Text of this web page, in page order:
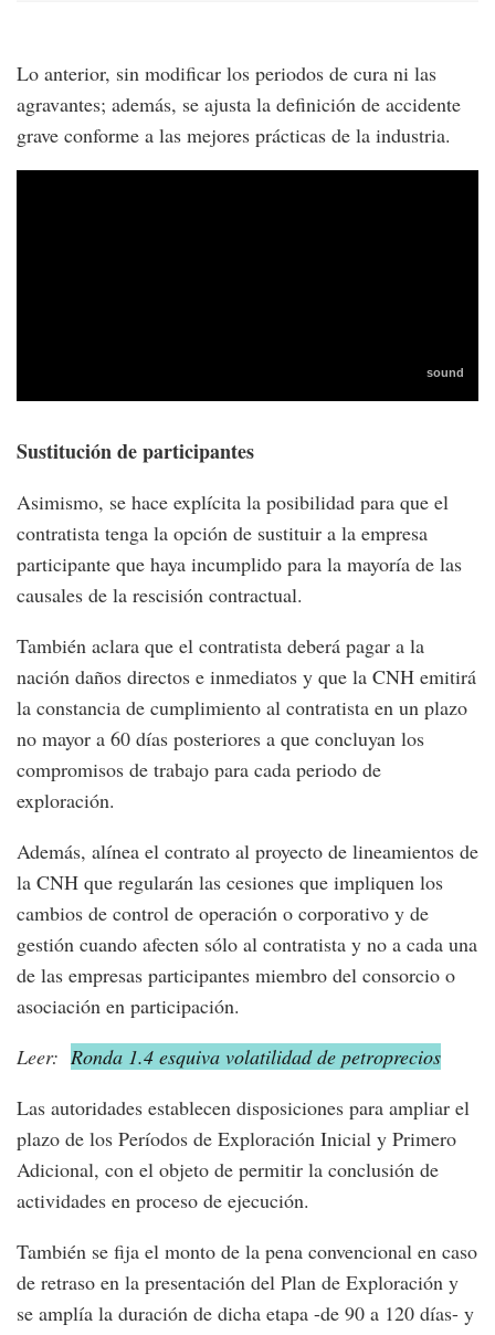
Lo anterior, sin modificar los periodos de cura ni las
agravantes; además, se ajusta la definición de accidente
grave conforme a las mejores prácticas de la industria.
Sustitución de participantes
Asimismo, se hace explícita la posibilidad para que el
contratista tenga la opción de sustituir a la empresa
participante que haya incumplido para la mayoría de las
causales de la rescisión contractual.
También aclara que el contratista deberá pagar a la
nación daños directos e inmediatos y que la CNH emitirá
la constancia de cumplimiento al contratista en un plazo
no mayor a 60 días posteriores a que concluyan los
compromisos de trabajo para cada periodo de
exploración.
Además, alínea el contrato al proyecto de lineamientos de
la CNH que regularán las cesiones que impliquen los
cambios de control de operación o corporativo y de
gestión cuando afecten sólo al contratista y no a cada una
de las empresas participantes miembro del consorcio o
asociación en participación.
Leer: Ronda 1.4 esquiva volatilidad de petroprecios
Las autoridades establecen disposiciones para ampliar el
plazo de los Períodos de Exploración Inicial y Primero
Adicional, con el objeto de permitir la conclusión de
actividades en proceso de ejecución.
También se fija el monto de la pena convencional en caso
de retraso en la presentación del Plan de Exploración y
se amplía la duración de dicha etapa -de 90 a 120 días- y